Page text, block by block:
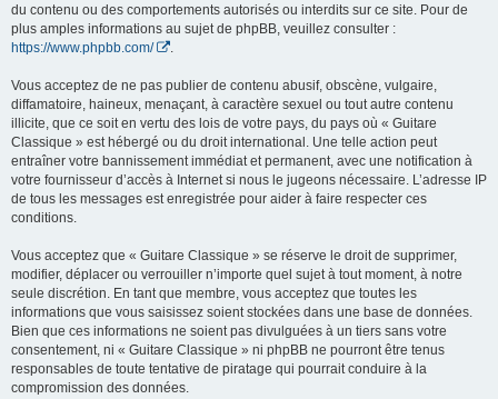
du contenu ou des comportements autorisés ou interdits sur ce site. Pour de
plus amples informations au sujet de phpBB, veuillez consulter :
https://www.phpbb.com/
Vous acceptez de ne pas publier de contenu abusif, obscène, vulgaire,
diffamatoire, haineux, menaçant, à caractère sexuel ou tout autre contenu
illicite, que ce soit en vertu des lois de votre pays, du pays où « Guitare
Classique » est hébergé ou du droit international. Une telle action peut
entraîner votre bannissement immédiat et permanent, avec une notification à
votre fournisseur d’accès à Internet si nous le jugeons nécessaire. L’adresse IP
de tous les messages est enregistrée pour aider à faire respecter ces
conditions.
Vous acceptez que « Guitare Classique » se réserve le droit de supprimer,
modifier, déplacer ou verrouiller n’importe quel sujet à tout moment, à notre
seule discrétion. En tant que membre, vous acceptez que toutes les
informations que vous saisissez soient stockées dans une base de données.
Bien que ces informations ne soient pas divulguées à un tiers sans votre
consentement, ni « Guitare Classique » ni phpBB ne pourront être tenus
responsables de toute tentative de piratage qui pourrait conduire à la
compromission des données.